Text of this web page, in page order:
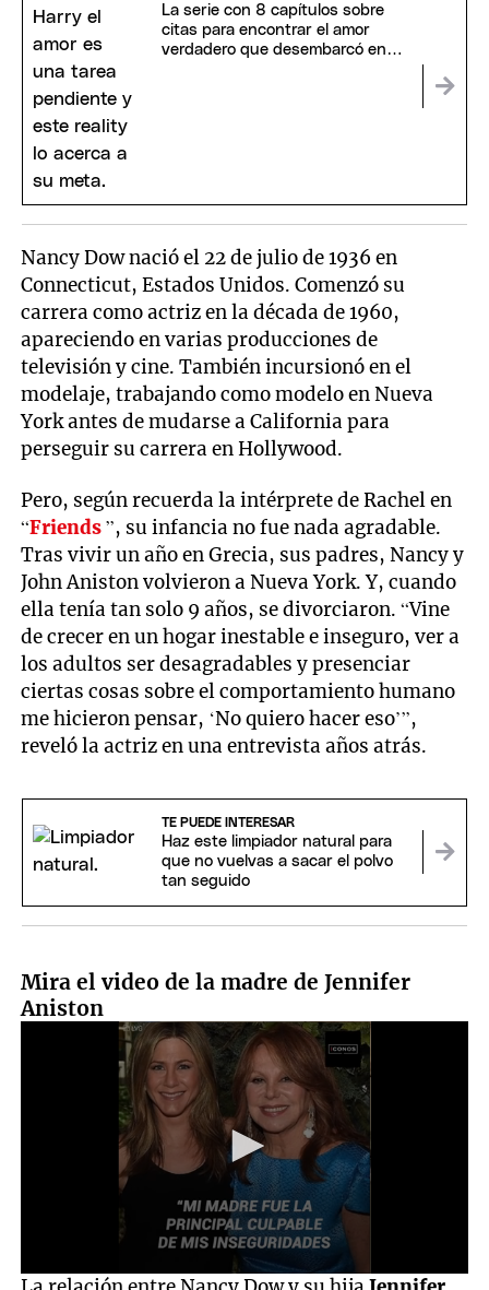
La serie con 8 capítulos sobre
citas para encontrar el amor
verdadero que desembarcó en
Nancy Dow nació el 22 de julio de 1936 en
Connecticut, Estados Unidos. Comenzó su
carrera como actriz en la década de 1960,
apareciendo en varias producciones de
televisión y cine. También incursionó en el
modelaje, trabajando como modelo en Nueva
York antes de mudarse a California para
perseguir su carrera en Hollywood.
Pero, según recuerda la intérprete de Rachel en
“Friends”, su infancia no fue nada agradable.
Tras vivir un año en Grecia, sus padres, Nancy y
John Aniston volvieron a Nueva York. Y, cuando
ella tenía tan solo 9 años, se divorciaron. “Vine
de crecer en un hogar inestable e inseguro, ver a
los adultos ser desagradables y presenciar
ciertas cosas sobre el comportamiento humano
me hicieron pensar, ‘No quiero hacer eso’”,
reveló la actriz en una entrevista años atrás.
TE PUEDE INTERESAR
Haz este limpiador natural para
que no vuelvas a sacar el polvo
tan seguido
Mira el video de la madre de Jennifer
Aniston
0